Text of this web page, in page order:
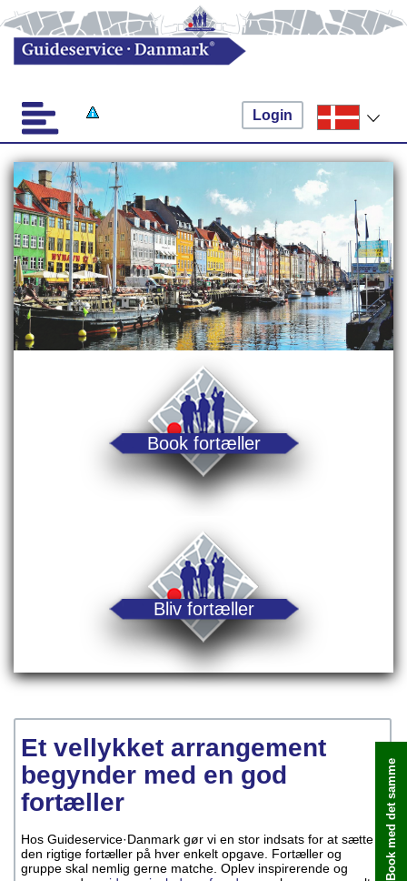
Login
Book fortæller
Bliv fortæller
Et vellykket arrangement
begynder med en god
fortæller
Hos Guideservice·Danmark gør vi en stor indsats for at sætte
den rigtige fortæller på hver enkelt opgave. Fortæller og
gruppe skal nemlig gerne matche. Oplev inspirerende og
Book med det samme